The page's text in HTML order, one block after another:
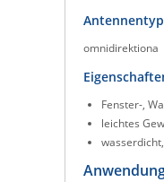
Antennentyp
omnidirektiona
Fenster-,
leichtes